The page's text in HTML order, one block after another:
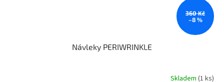
360 Kč
–8 %
Návleky PERIWRINKLE
Skladem (1 ks)